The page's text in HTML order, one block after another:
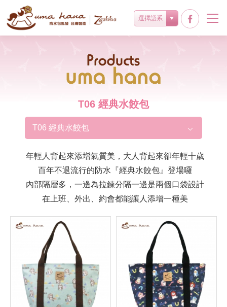
選擇語系
Products
T06 經典水餃包
T06 經典水餃包
年輕人背起來添增氣質美，大人背起來卻年輕十歲
百年不退流行的防水『經典水餃包』登場囉
內部隔層多，一邊為拉鍊分隔一邊是兩個口袋設計
在上班、外出、約會都能讓人添增一種美